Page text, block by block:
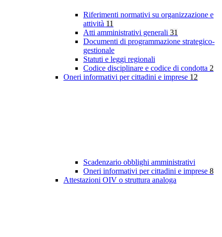
Riferimenti normativi su organizzazione e
attività 11
Atti amministrativi generali 31
Documenti di programmazione strategico-
gestionale
Statuti e leggi regionali
Codice disciplinare e codice di condotta 2
Oneri informativi per cittadini e imprese 12
Scadenzario obblighi amministrativi
Oneri informativi per cittadini e imprese 8
Attestazioni OIV o struttura analoga